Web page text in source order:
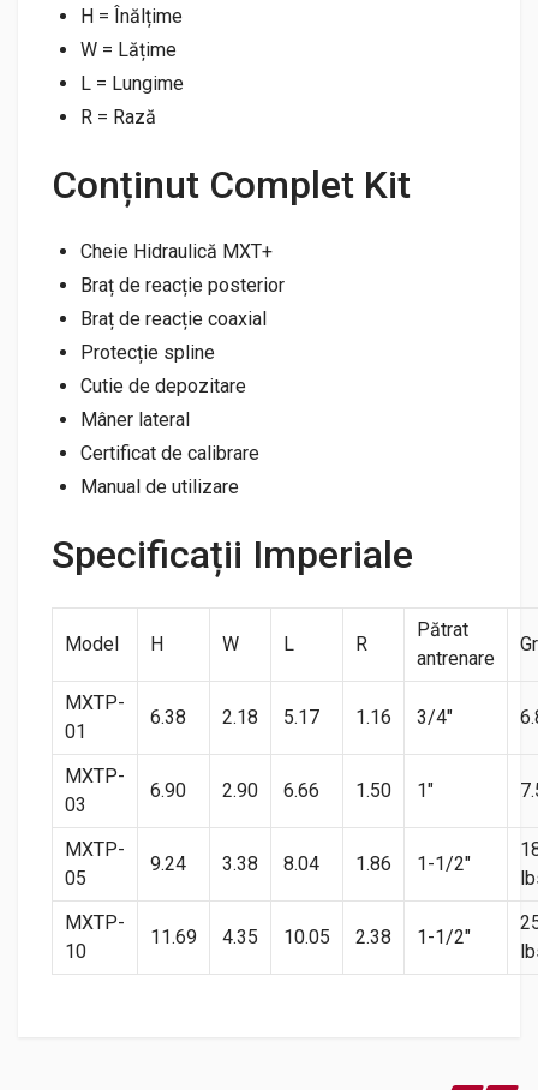
H = Înălțime
W = Lățime
L = Lungime
R = Rază
Conținut Complet Kit
Cheie Hidraulică MXT+
Braț de reacție posterior
Braț de reacție coaxial
Protecție spline
Cutie de depozitare
Mâner lateral
Certificat de calibrare
Manual de utilizare
Specificații Imperiale
Model H W L R
Pătrat
antrenare
MXTP-
01
6.38 2.18 5.17 1.16 3/4″
MXTP-
03
6.90 2.90 6.66 1.50 1″
MXTP-
05
9.24 3.38 8.04 1.86 1-1/2″
MXTP-
10
11.69 4.35 10.05 2.38 1-1/2″